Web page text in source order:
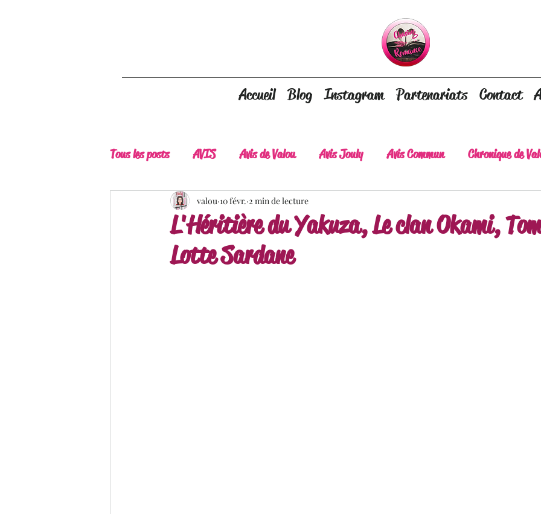
Accueil Blog Instagram Partenariats Contact
Tous les posts AVIS Avis de Valou Avis Jouly Avis Commun Chronique de
Belle Découverte A lire absolument
Douceur livresque New Adult
L'Héritière du Yakuza, Le clan Okami,
Lotte Sardane
valou 10 févr. 2 min de lecture